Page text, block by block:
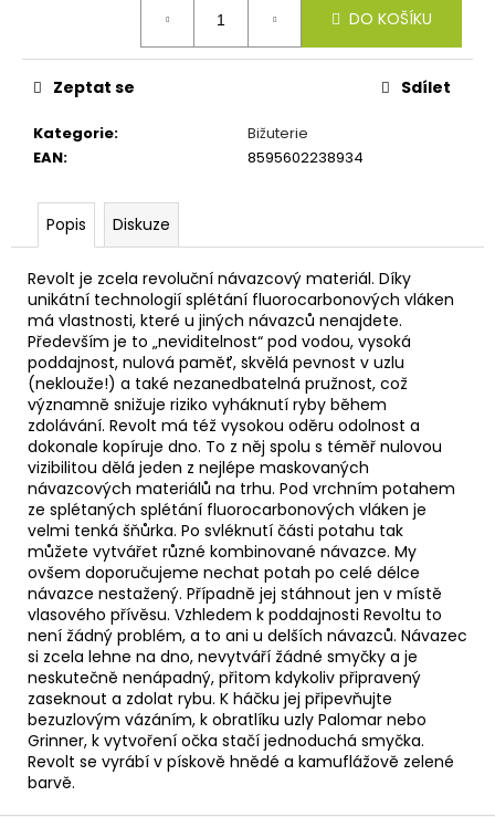
DO KOŠÍKU
Kategorie:
Bižuterie
EAN: 8595602238934
Zeptat se Sdílet
Popis Diskuze
Revolt je zcela revoluční návazcový materiál. Díky
unikátní technologií splétání fluorocarbonových vláken
má vlastnosti, které u jiných návazců nenajdete.
Především je to „neviditelnost“ pod vodou, vysoká
poddajnost, nulová paměť, skvělá pevnost v uzlu
(neklouže!) a také nezanedbatelná pružnost, což
významně snižuje riziko vyháknutí ryby během
zdolávání. Revolt má též vysokou oděru odolnost a
dokonale kopíruje dno. To z něj spolu s téměř nulovou
vizibilitou dělá jeden z nejlépe maskovaných
návazcových materiálů na trhu. Pod vrchním potahem
ze splétaných splétání fluorocarbonových vláken je
velmi tenká šňůrka. Po svléknutí části potahu tak
můžete vytvářet různé kombinované návazce. My
ovšem doporučujeme nechat potah po celé délce
návazce nestažený. Případně jej stáhnout jen v místě
vlasového přívěsu. Vzhledem k poddajnosti Revoltu to
není žádný problém, a to ani u delších návazců. Návazec
si zcela lehne na dno, nevytváří žádné smyčky a je
neskutečně nenápadný, přitom kdykoliv připravený
zaseknout a zdolat rybu. K háčku jej připevňujte
bezuzlovým vázáním, k obratlíku uzly Palomar nebo
Grinner, k vytvoření očka stačí jednoduchá smyčka.
Revolt se vyrábí v pískově hnědé a kamuflážově zelené
barvě.
STOPPER
49